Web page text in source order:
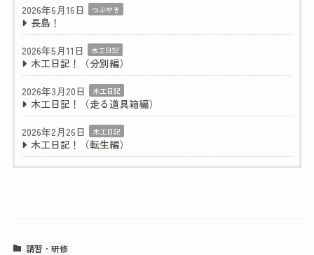
2026年6月16日 つぶやき
長島！
2026年5月11日
木工日記
木工日記！（分別編）
2026年3月20日
木工日記
木工日記！（走る道具箱編）
2026年2月26日
木工日記
木工日記！（転生編）
講習・研修